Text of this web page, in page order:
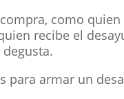
como
recibe el
para armar un